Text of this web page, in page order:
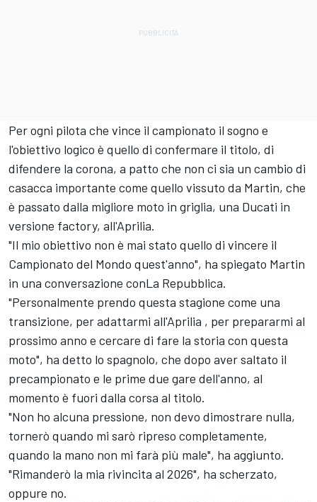
Per ogni pilota che vince il campionato il sogno e
l'obiettivo logico è quello di confermare il titolo, di
difendere la corona, a patto che non ci sia un cambio di
casacca importante come quello vissuto da Martin, che
è passato dalla migliore moto in griglia, una Ducati in
versione factory, all'Aprilia.
"Il mio obiettivo non è mai stato quello di vincere il
Campionato del Mondo quest'anno", ha spiegato Martin
in una conversazione conLa Repubblica.
"Personalmente prendo questa stagione come una
transizione, per adattarmi all'Aprilia , per prepararmi al
prossimo anno e cercare di fare la storia con questa
moto", ha detto lo spagnolo, che dopo aver saltato il
precampionato e le prime due gare dell'anno, al
momento è fuori dalla corsa al titolo.
"Non ho alcuna pressione, non devo dimostrare nulla,
tornerò quando mi sarò ripreso completamente,
quando la mano non mi farà più male", ha aggiunto.
"Rimanderò la mia rivincita al 2026", ha scherzato,
oppure no.